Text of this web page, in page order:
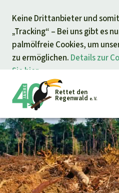
Keine Drittanbieter und
„Tracking“ – Bei uns gibt es
palmölfreie Cookies, um
zu ermöglichen. Details zur
Sie hier.
springen
Rettet den
Regenwald e. V.
Petitionen
Projekte
Ihre Spende
Allgemeine